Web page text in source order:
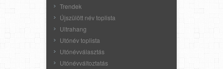
Trendek
Újszülött név toplista
Ultrahang
Utónév toplista
Utónévválasztás
Utónévváltoztatás